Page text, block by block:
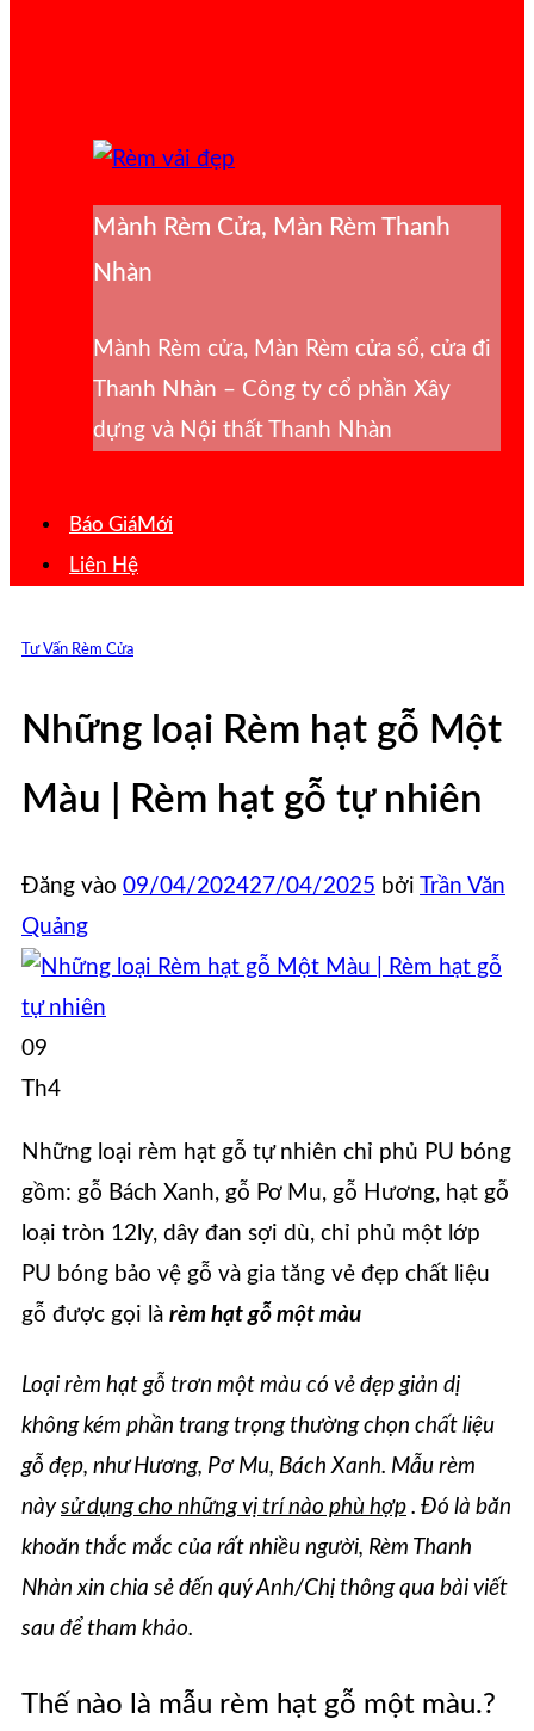
Mành Rèm Cửa, Màn Rèm Thanh
Nhàn
Mành Rèm cửa, Màn Rèm cửa sổ, cửa đi
Thanh Nhàn – Công ty cổ phần Xây
dựng và Nội thất Thanh Nhàn
Báo Giá
Liên Hệ
Tư Vấn Rèm Cửa
Những loại Rèm hạt gỗ Một
Màu | Rèm hạt gỗ tự nhiên
Đăng vào 09/04/202427/04/2025 bởi Trần Văn
Quảng
09
Th4
Những loại rèm hạt gỗ tự nhiên chỉ phủ PU bóng
gồm: gỗ Bách Xanh, gỗ Pơ Mu, gỗ Hương, hạt gỗ
loại tròn 12ly, dây đan sợi dù, chỉ phủ một lớp
PU bóng bảo vệ gỗ và gia tăng vẻ đẹp chất liệu
gỗ được gọi là rèm hạt gỗ một màu
Loại rèm hạt gỗ trơn một màu có vẻ đẹp giản dị
không kém phần trang trọng thường chọn chất liệu
gỗ đẹp, như Hương, Pơ Mu, Bách Xanh. Mẫu rèm
nàysử dụng cho những vị trí nào phù hợp . Đó là băn
khoăn thắc mắc của rất nhiều người, Rèm Thanh
Nhàn xin chia sẻ đến quý Anh/Chị thông qua bài viết
sau để tham khảo.
Thế nào là mẫu rèm hạt gỗ một màu.?